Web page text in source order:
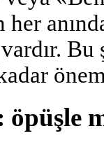
her
Bu
öpüşle